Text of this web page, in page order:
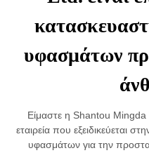
υφασμάτων
Είμαστε η Shantou Mingda
εταιρεία που εξειδικεύεται
υφασμάτων για την